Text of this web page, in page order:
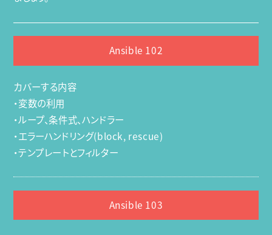
Ansible 102
カバーする内容
・変数の利用
・ループ、条件式、ハンドラー
・エラーハンドリング(block, rescue)
・テンプレートとフィルター
Ansible 103